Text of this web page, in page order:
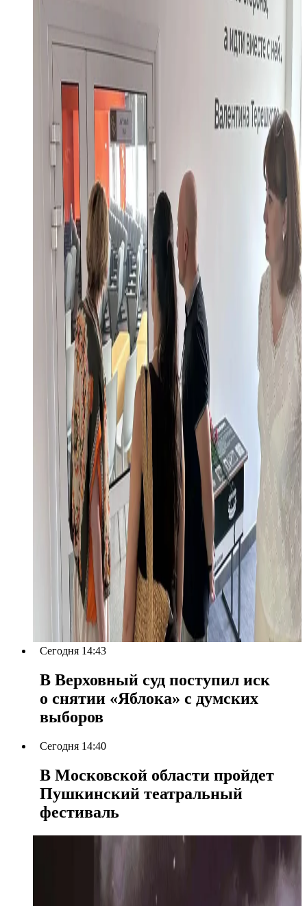
Сегодня 14:43
В Верховный суд поступил иск
о снятии «Яблока» с думских
выборов
Сегодня 14:40
В Московской области пройдет
Пушкинский театральный
фестиваль